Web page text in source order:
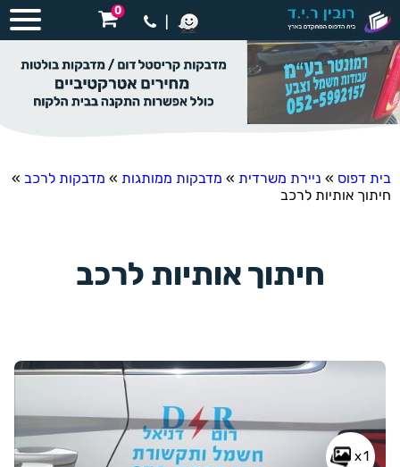
0
בית דפוס » ניירת משרדית » מדבקות ממותגות » מדבקות לרכב »
חיתוך אותיות לרכב
חיתוך אותיות לרכב
x1